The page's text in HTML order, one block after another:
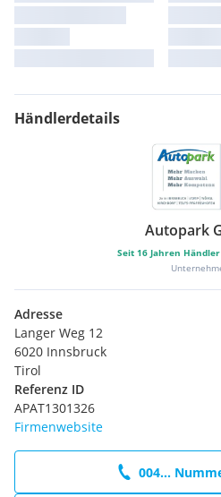
Fahrersitz mit
Seitenairbag
Spurverlassenswarnung
USB / Audio Interface
Händlerdetails
Autopark
Seit 16 Jahren
Adresse
Langer Weg 12
6020 Innsbruck
Tirol
Referenz ID
APAT1301326
Firmenwebsite
004...